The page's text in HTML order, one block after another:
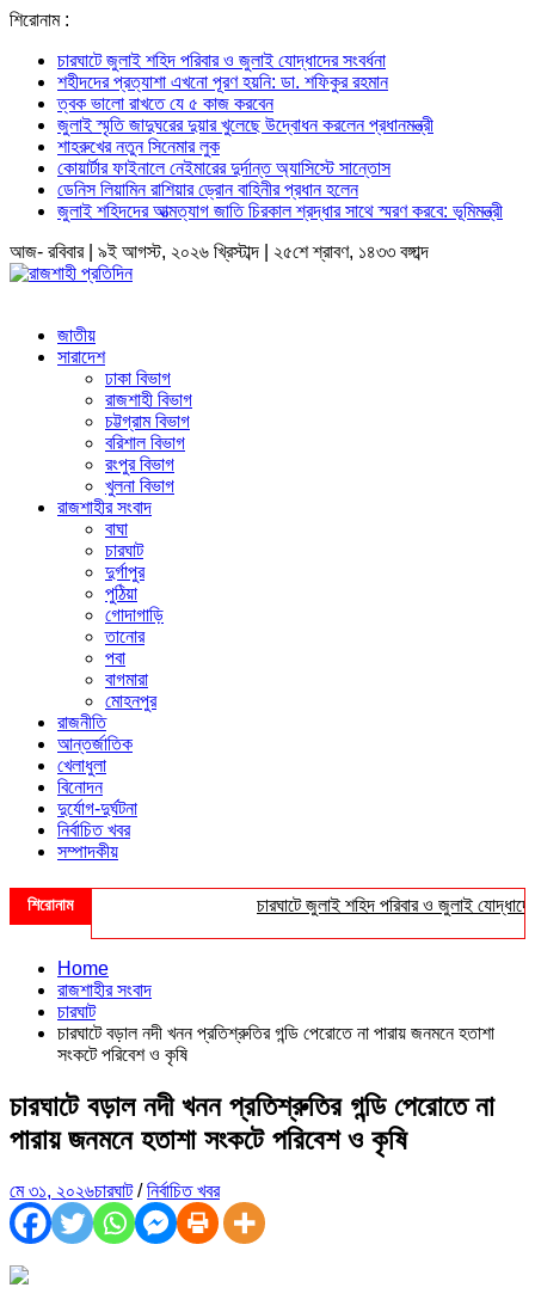
শিরোনাম :
চারঘাটে জুলাই শহিদ পরিবার ও জুলাই যোদ্ধাদের সংবর্ধনা
শহীদদের প্রত্যাশা এখনো পূরণ হয়নি: ডা. শফিকুর রহমান
ত্বক ভালো রাখতে যে ৫ কাজ করবেন
জুলাই স্মৃতি জাদুঘরের দুয়ার খুলেছে উদ্বোধন করলেন প্রধানমন্ত্রী
শাহরুখের নতুন সিনেমার লুক
কোয়ার্টার ফাইনালে নেইমারের দুর্দান্ত অ্যাসিস্টে সান্তোস
ডেনিস লিয়ামিন রাশিয়ার ড্রোন বাহিনীর প্রধান হলেন
জুলাই শহিদদের আত্মত্যাগ জাতি চিরকাল শ্রদ্ধার সাথে স্মরণ করবে: ভূমিমন্ত্রী
আজ- রবিবার | ৯ই আগস্ট, ২০২৬ খ্রিস্টাব্দ | ২৫শে শ্রাবণ, ১৪৩৩ বঙ্গাব্দ
জাতীয়
সারাদেশ
ঢাকা বিভাগ
রাজশাহী বিভাগ
চট্টগ্রাম বিভাগ
বরিশাল বিভাগ
রংপুর বিভাগ
খুলনা বিভাগ
রাজশাহীর সংবাদ
বাঘা
চারঘাট
দুর্গাপুর
পুঠিয়া
গোদাগাড়ি
তানোর
পবা
বাগমারা
মোহনপুর
রাজনীতি
আন্তর্জাতিক
খেলাধুলা
বিনোদন
দুর্যোগ-দুর্ঘটনা
নির্বাচিত খবর
সম্পাদকীয়
শিরোনাম চারঘাটে জুলাই শহিদ পরিবার ও জুলাই যোদ্ধাদের
Home
রাজশাহীর সংবাদ
চারঘাট
চারঘাটে বড়াল নদী খনন প্রতিশ্রুতির গন্ডি পেরোতে না পারায় জনমনে হতাশা
সংকটে পরিবেশ ও কৃষি
চারঘাটে বড়াল নদী খনন প্রতিশ্রুতির গন্ডি পেরোতে না
পারায় জনমনে হতাশা সংকটে পরিবেশ ও কৃষি
মে ৩১, ২০২৬চারঘাট/নির্বাচিত খবর